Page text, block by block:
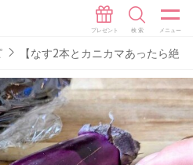
【なす2本とカニカマあったら絶